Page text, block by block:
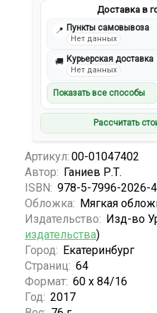
Доставка в
📍 Пункты самовывоза
Нет данных
🚚 Курьерская доставка
Нет данных
Показать все способы
Рассчитать
Артикул: 00-01047402
Автор: Ганиев Р.Т.
ISBN: 978-5-7996-2026-4
Обложка: Мягкая
Издательство: Изд-во
издательства)
Город: Екатеринбург
Страниц: 64
Формат: 60 х 84/16
Год: 2017